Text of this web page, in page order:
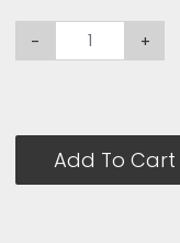
- +
Add To Cart